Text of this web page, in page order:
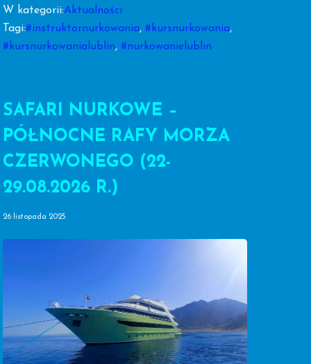
W kategorii:Aktualności
Tagi:#instruktornurkowania,#kursnurkowania,
#kursnurkowanialublin,#nurkowanielublin
SAFARI NURKOWE –
PÓŁNOCNE RAFY MORZA
CZERWONEGO (22-
29.08.2026 R.)
26 listopada 2025